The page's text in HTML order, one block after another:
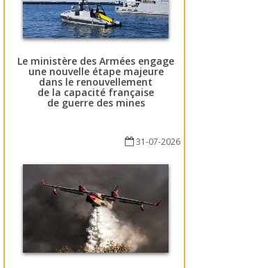
Le ministère des Armées engage
une nouvelle étape majeure
dans le renouvellement
de la capacité française
de guerre des mines
31-07-2026